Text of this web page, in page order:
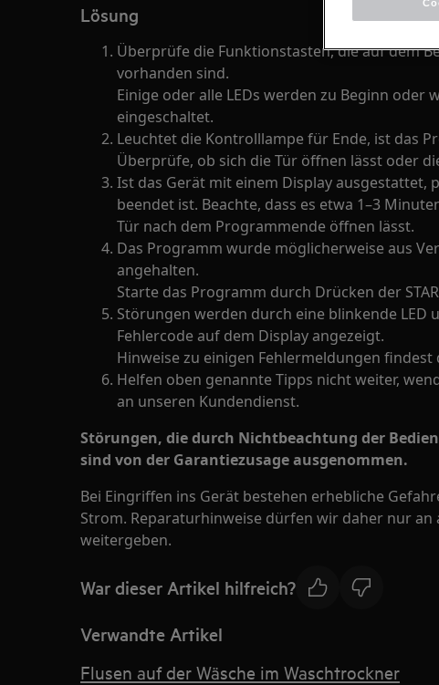
Lösung
Überprüfe die Funktionstasten, die auf dem
vorhanden sind.
Einige oder alle LEDs werden zu Beginn oder
eingeschaltet.
Leuchtet die Kontrolllampe für Ende, ist das
Überprüfe, ob sich die Tür öffnen lässt oder
Ist das Gerät mit einem Display ausgestattet,
beendet ist. Beachte, dass es etwa 1–3
Tür nach dem Programmende öffnen lässt.
Das Programm wurde möglicherweise aus
angehalten.
Starte das Programm durch Drücken der
Störungen werden durch eine blinkende LED
Fehlercode auf dem Display angezeigt.
Hinweise zu einigen Fehlermeldungen
Helfen oben genannte Tipps nicht weiter,
an unseren Kundendienst.
Störungen, die durch Nichtbeachtung der
sind von der Garantiezusage ausgenommen.
Bei Eingriffen ins Gerät bestehen erhebliche
Strom. Reparaturhinweise dürfen wir daher nur
weitergeben.
War dieser Artikel hilfreich?
Verwandte Artikel
Flusen auf der Wäsche im Waschtrockner